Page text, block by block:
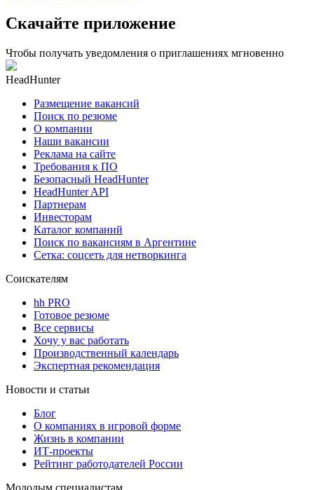
Скачайте приложение
Чтобы получать уведомления о приглашениях мгновенно
HeadHunter
Размещение вакансий
Поиск по резюме
О компании
Наши вакансии
Реклама на сайте
Требования к ПО
Безопасный HeadHunter
HeadHunter API
Партнерам
Инвесторам
Каталог компаний
Поиск по вакансиям в Аргентине
Сетка: соцсеть для нетворкинга
Соискателям
hh PRO
Готовое резюме
Все сервисы
Хочу у вас работать
Производственный календарь
Экспертная рекомендация
Новости и статьи
Блог
О компаниях в игровой форме
Жизнь в компании
ИТ-проекты
Рейтинг работодателей России
Молодым специалистам